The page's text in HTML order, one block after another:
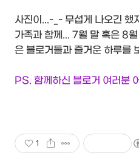
사진이...-_- 무섭게 나오긴 했
가족과 함께... 7월 말 혹은 8
은 블로거들과 즐거운 하루를
PS. 함께하신 블로거 여러분
1